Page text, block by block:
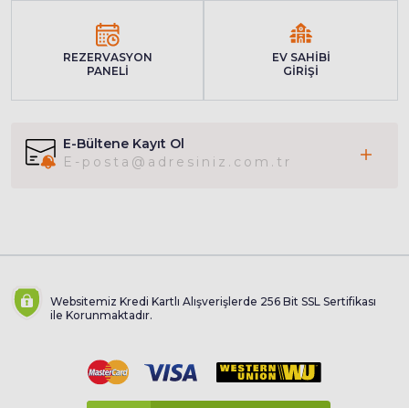
REZERVASYON
PANELİ
EV SAHİBİ
GİRİŞİ
E-Bültene Kayıt Ol
Websitemiz Kredi Kartlı Alışverişlerde 256 Bit SSL Sertifikası
ile Korunmaktadır.